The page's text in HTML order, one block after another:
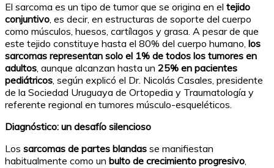
El sarcoma es un tipo de tumor que se origina en el tejido
conjuntivo, es decir, en estructuras de soporte del cuerpo
como músculos, huesos, cartílagos y grasa. A pesar de que
este tejido constituye hasta el 80% del cuerpo humano, los
sarcomas representan solo el 1% de todos los tumores en
adultos, aunque alcanzan hasta un 25% en pacientes
pediátricos, según explicó el Dr. Nicolás Casales, presidente
de la Sociedad Uruguaya de Ortopedia y Traumatología y
referente regional en tumores músculo-esqueléticos.
Diagnóstico: un desafío silencioso
Los sarcomas de partes blandas se manifiestan
habitualmente como un bulto de crecimiento progresivo,